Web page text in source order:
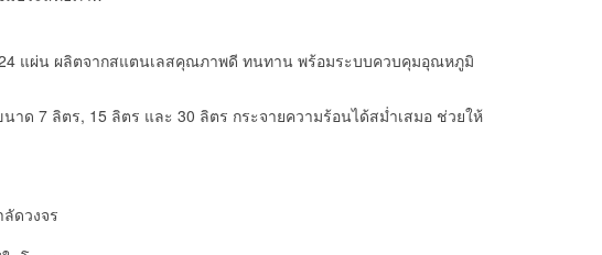
แผ่น ผลิตจากสแตนเลสคุณภาพดี ทนทาน พร้อมระบบควบคุมอุณหภูมิ
ด 7 ลิตร, 15 ลิตร และ 30 ลิตร กระจายความร้อนได้สม่ำเสมอ ช่วยให้
ดวงจร